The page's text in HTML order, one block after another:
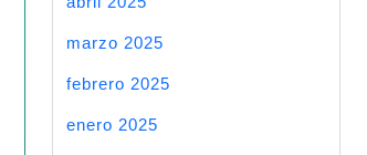
marzo 2025
febrero 2025
enero 2025